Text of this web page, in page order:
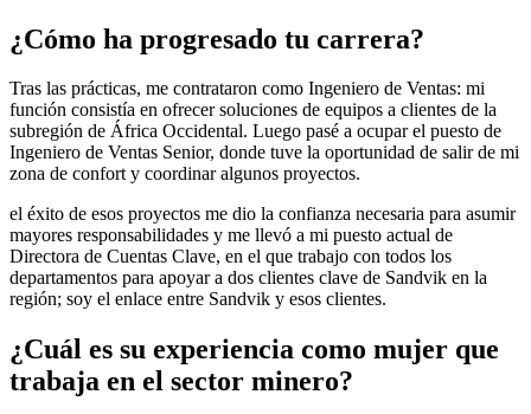
¿Cómo ha progresado tu carrera?
Tras las prácticas, me contrataron como Ingeniero de Ventas: mi
función consistía en ofrecer soluciones de equipos a clientes de la
subregión de África Occidental. Luego pasé a ocupar el puesto de
Ingeniero de Ventas Senior, donde tuve la oportunidad de salir de mi
zona de confort y coordinar algunos proyectos.
el éxito de esos proyectos me dio la confianza necesaria para asumir
mayores responsabilidades y me llevó a mi puesto actual de
Directora de Cuentas Clave, en el que trabajo con todos los
departamentos para apoyar a dos clientes clave de Sandvik en la
región; soy el enlace entre Sandvik y esos clientes.
¿Cuál es su experiencia como mujer que
trabaja en el sector minero?